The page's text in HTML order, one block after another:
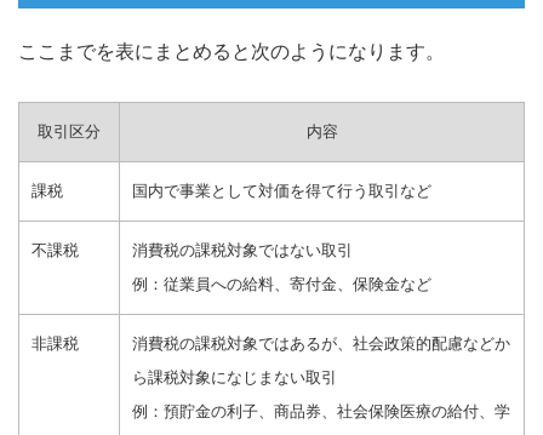
ここまでを表にまとめると次のようになります。
取引区分 内容
課税 国内で事業として対価を得て行う取引など
不課税
消費税の課税対象ではない取引
例：従業員への給料、寄付金、保険金など
非課税
消費税の課税対象ではあるが、社会政策的配慮などか
ら課税対象になじまない取引
例：預貯金の利子、商品券、社会保険医療の給付、学